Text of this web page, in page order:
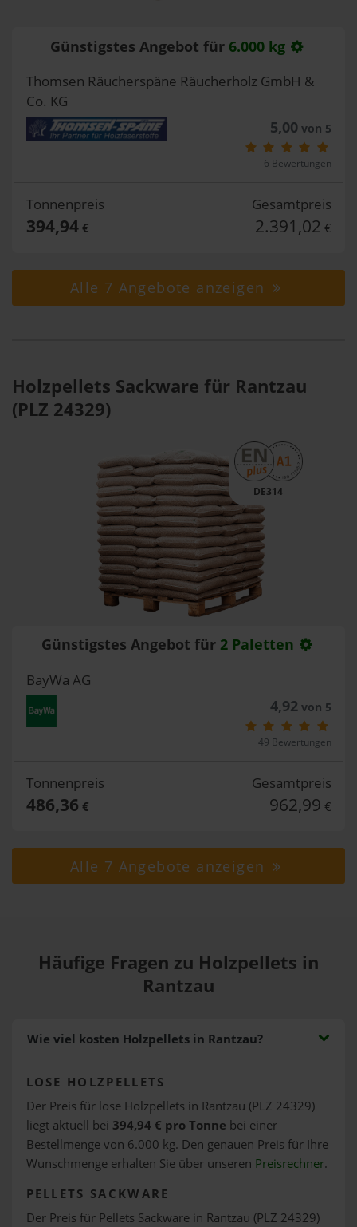
Günstigstes Angebot für 6.000 kg
Thomsen Räucherspäne Räucherholz GmbH &
Co. KG
5,00 von 5
6 Bewertungen
Tonnenpreis
394,94€
Gesamtpreis
2.391,02 €
Alle 7 Angebote anzeigen
Holzpellets Sackware für Rantzau
(PLZ 24329)
DE314
Günstigstes Angebot für 2 Paletten
BayWa AG
4,92von 5
49 Bewertungen
Tonnenpreis
486,36 €
Gesamtpreis
962,99 €
Alle 7 Angebote anzeigen
Häufige Fragen zu Holzpellets in
Rantzau
Wie viel kosten Holzpellets in Rantzau?
LOSE HOLZPELLETS
Der Preis für lose Holzpellets in Rantzau (PLZ 24329)
liegt aktuell bei 394,94 € pro Tonne bei einer
Bestellmenge von 6.000 kg. Den genauen Preis für Ihre
Wunschmenge erhalten Sie über unseren Preisrechner.
PELLETS SACKWARE
Der Preis für Pellets Sackware in Rantzau (PLZ 24329)